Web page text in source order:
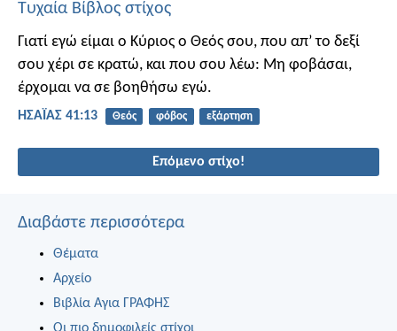
Τυχαία Βίβλος στίχος
Γιατί εγώ είμαι ο Κύριος ο Θεός σου, που απ’ το δεξί
σου χέρι σε κρατώ, και που σου λέω: Μη φοβάσαι,
έρχομαι να σε βοηθήσω εγώ.
ΗΣΑΪΑΣ 41:13 Θεός φόβος εξάρτηση
Επόμενο στίχο!
Διαβάστε περισσότερα
Θέματα
Αρχείο
Βιβλία Αγια ΓΡΑΦΗΣ